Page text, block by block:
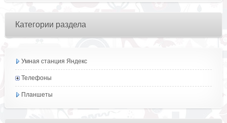
Категории раздела
Умная станция Яндекс
Телефоны
Планшеты